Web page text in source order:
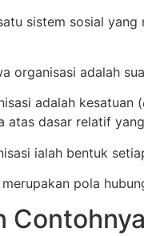
sistem sosial
organisasi adalah
adalah kesatuan (
dasar relatif
ialah bentuk
pola
Contohnya